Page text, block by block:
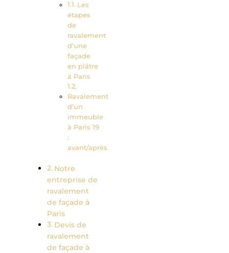
Les
étapes
de
ravalement
d’une
façade
en plâtre
à Paris
Ravalement
d’un
immeuble
à Paris 19
:
avant/après
Notre
entreprise de
ravalement
de façade à
Paris
Devis de
ravalement
de façade à